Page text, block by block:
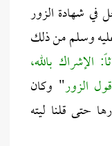
في شهادة الزور
وسلم من ذلك
الإشراك بالله،
الزور" وكان
حتى قلنا ليته